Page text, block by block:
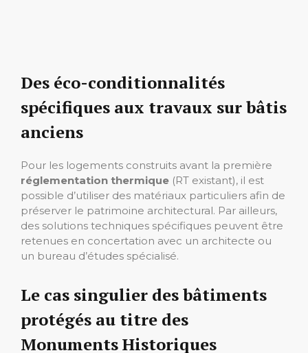
Des éco-conditionnalités
spécifiques aux travaux sur bâtis
anciens
Pour les logements construits avant la première
réglementation thermique (RT existant), il est
possible d’utiliser des matériaux particuliers afin de
préserver le patrimoine architectural. Par ailleurs,
des solutions techniques spécifiques peuvent être
retenues en concertation avec un architecte ou
un bureau d’études spécialisé.
Le cas singulier des bâtiments
protégés au titre des
Monuments Historiques